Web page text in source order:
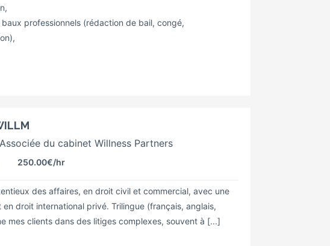
professionnels (rédaction de bail, congé,
du cabinet Willness Partners
250.00€/hr
des affaires, en droit civil et commercial, avec une
droit international privé. Trilingue (français, anglais,
mes clients dans des litiges complexes, souvent à [...]